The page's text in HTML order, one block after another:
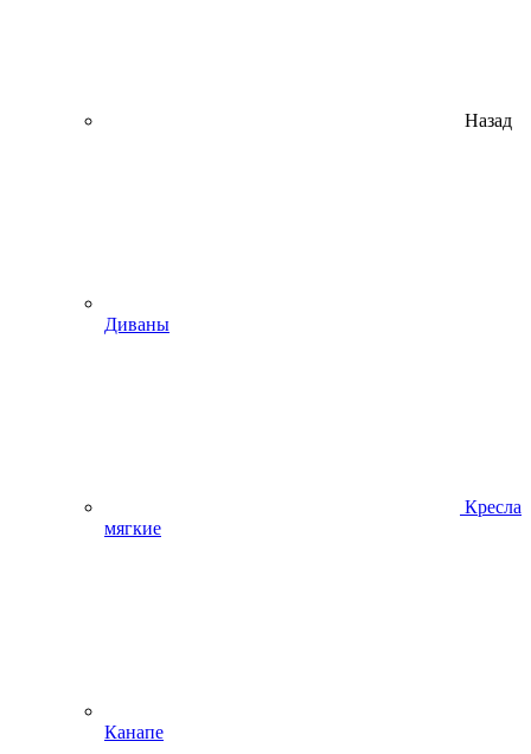
Назад
Диваны
Кресла
мягкие
Канапе